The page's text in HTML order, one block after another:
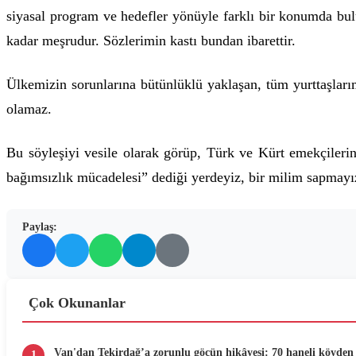
siyasal program ve hedefler yönüyle farklı bir konumda
kadar meşrudur. Sözlerimin kastı bundan ibarettir.
Ülkemizin sorunlarına bütünlüklü yaklaşan, tüm
olamaz.
Bu söyleşiyi vesile olarak görüp, Türk ve Kürt
bağımsızlık mücadelesi” dediği yerdeyiz, bir milim
Paylaş:
Çok Okunanlar
Van'dan Tekirdağ’a zorunlu göçün hikâyesi: 70 haneli köyden